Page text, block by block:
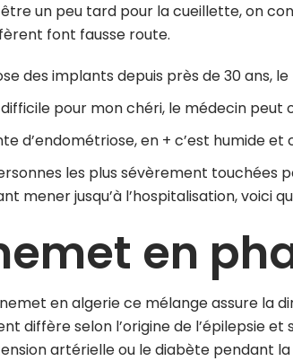
un peu tard pour la cueillette, on
font fausse route.
des implants depuis près de 30 ans,
difficile pour mon chéri, le médecin peut
d’endométriose, en + c’est humide et
les plus sévèrement touchées
mener jusqu’à l’hospitalisation, voici
en
en algerie ce mélange assure la
diffère selon l’origine de l’épilepsie
artérielle ou le diabète pendant